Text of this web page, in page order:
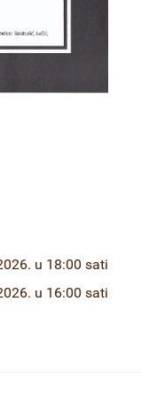
10.04.2026. u 18:00
(Jaroslav) MARIJA
u 18:00 sati
u 16:00 sati